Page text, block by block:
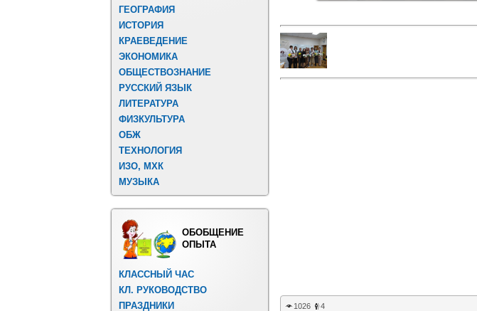
ГЕОГРАФИЯ
ИСТОРИЯ
КРАЕВЕДЕНИЕ
ЭКОНОМИКА
ОБЩЕСТВОЗНАНИЕ
РУССКИЙ ЯЗЫК
ЛИТЕРАТУРА
ФИЗКУЛЬТУРА
ОБЖ
ТЕХНОЛОГИЯ
ИЗО, МХК
МУЗЫКА
ОБОБЩЕНИЕ
ОПЫТА
КЛАССНЫЙ ЧАС
КЛ. РУКОВОДСТВО
ПРАЗДНИКИ
1026 4